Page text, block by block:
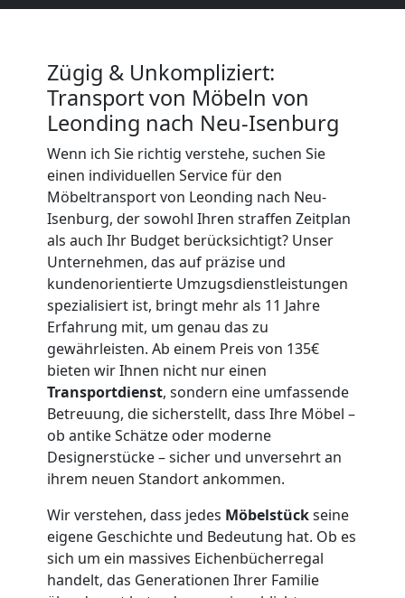
Zügig & Unkompliziert:
Transport von Möbeln von
Leonding nach Neu-Isenburg
Wenn ich Sie richtig verstehe, suchen Sie
einen individuellen Service für den
Möbeltransport von Leonding nach Neu-
Isenburg, der sowohl Ihren straffen Zeitplan
als auch Ihr Budget berücksichtigt? Unser
Unternehmen, das auf präzise und
kundenorientierte Umzugsdienstleistungen
spezialisiert ist, bringt mehr als 11 Jahre
Erfahrung mit, um genau das zu
gewährleisten. Ab einem Preis von 135€
bieten wir Ihnen nicht nur einen
Transportdienst, sondern eine umfassende
Betreuung, die sicherstellt, dass Ihre Möbel –
ob antike Schätze oder moderne
Designerstücke – sicher und unversehrt an
ihrem neuen Standort ankommen.
Wir verstehen, dass jedes Möbelstückseine
eigene Geschichte und Bedeutung hat. Ob es
sich um ein massives Eichenbücherregal
handelt, das Generationen Ihrer Familie
Kunsttransport
Leonding
Umzug
Leonding
Mann
LKW
Möbellift
Leonding